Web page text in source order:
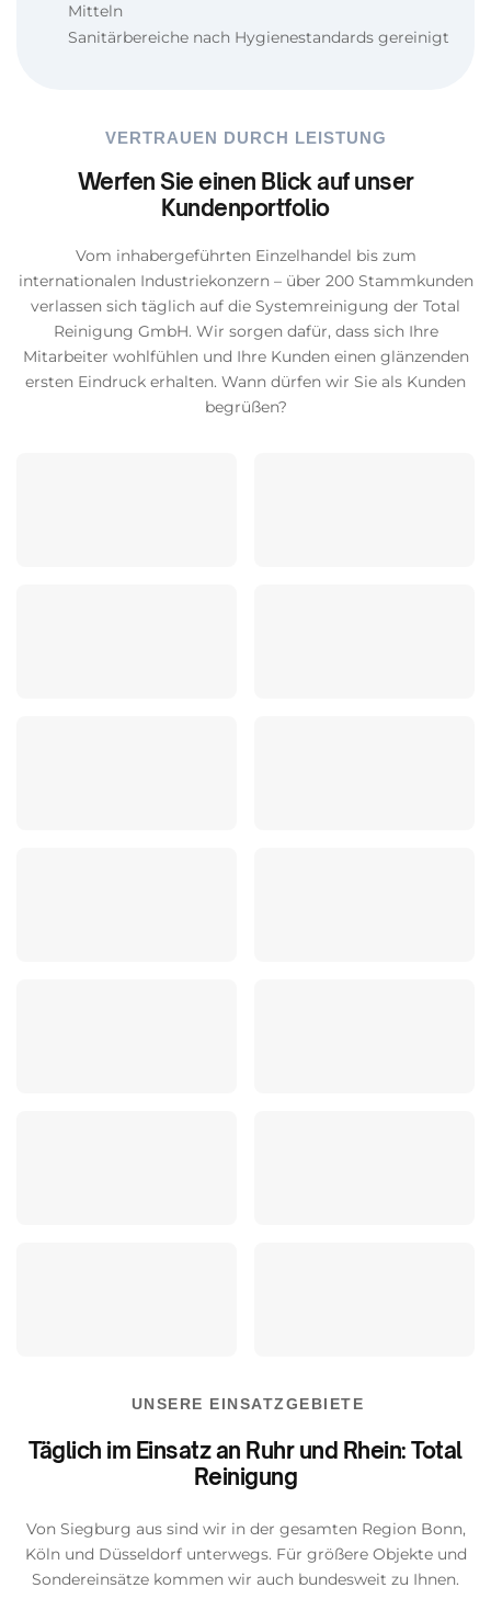
Mitteln
Sanitärbereiche nach Hygienestandards gereinigt
VERTRAUEN DURCH LEISTUNG
Werfen Sie einen Blick auf unser
Kundenportfolio
Vom inhabergeführten Einzelhandel bis zum
internationalen Industriekonzern – über 200 Stammkunden
verlassen sich täglich auf die Systemreinigung der Total
Reinigung GmbH. Wir sorgen dafür, dass sich Ihre
Mitarbeiter wohlfühlen und Ihre Kunden einen glänzenden
ersten Eindruck erhalten. Wann dürfen wir Sie als Kunden
begrüßen?
UNSERE EINSATZGEBIETE
Täglich im Einsatz an Ruhr und Rhein: Total
Reinigung
Von Siegburg aus sind wir in der gesamten Region Bonn,
Köln und Düsseldorf unterwegs. Für größere Objekte und
Sondereinsätze kommen wir auch bundesweit zu Ihnen.